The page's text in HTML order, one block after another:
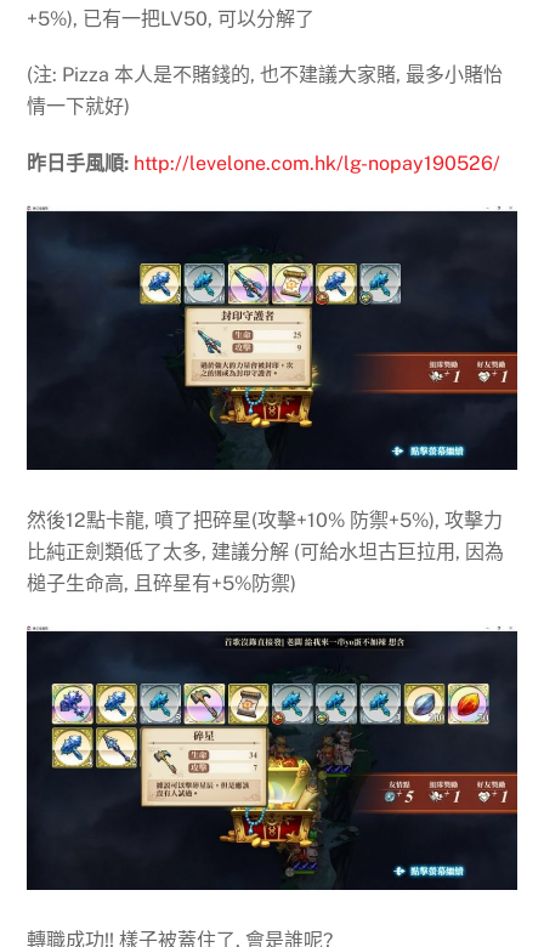
+5%), 已有一把LV50, 可以分解了
(注: Pizza 本人是不賭錢的, 也不建議大家賭, 最多小賭怡
情一下就好)
昨日手風順: http://levelone.com.hk/lg-nopay190526/
然後12點卡龍, 噴了把碎星(攻擊+10% 防禦+5%), 攻擊力
比純正劍類低了太多, 建議分解 (可給水坦古巨拉用, 因為
槌子生命高, 且碎星有+5%防禦)
轉職成功!! 樣子被蓋住了, 會是誰呢?